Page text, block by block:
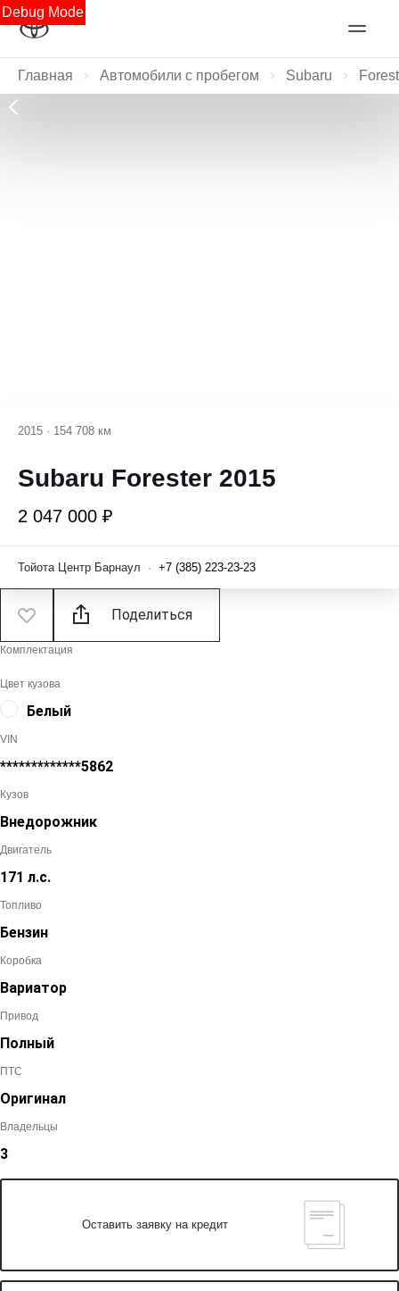
Debug Mode
Главная Автомобили с пробегом Subaru
2015 · 154 708 км
Subaru Forester 2015
2 047 000 ₽
Тойота Центр Барнаул · +7 (385) 223-23-23
Поделиться
Комплектация
Цвет кузова
Белый
VIN
*************5862
Кузов
Внедорожник
Двигатель
171 л.с.
Топливо
Бензин
Коробка
Вариатор
Привод
Полный
ПТС
Оригинал
Владельцы
3
Оставить заявку на кредит